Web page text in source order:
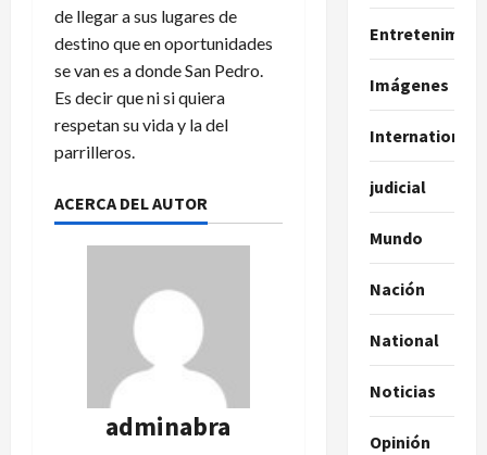
de llegar a sus lugares de
destino que en oportunidades
se van es a donde San Pedro.
Es decir que ni si quiera
respetan su vida y la del
parrilleros.
ACERCA DEL AUTOR
adminabra
Imágenes
International
judicial
Mundo
Nación
National
Noticias
Opinión